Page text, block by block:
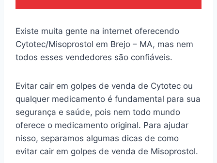
Existe muita gente na internet oferecendo
Cytotec/Misoprostol em Brejo – MA, mas nem
todos esses vendedores são confiáveis.
Evitar cair em golpes de venda de Cytotec ou
qualquer medicamento é fundamental para sua
segurança e saúde, pois nem todo mundo
oferece o medicamento original. Para ajudar
nisso, separamos algumas dicas de como
evitar cair em golpes de venda de Misoprostol.